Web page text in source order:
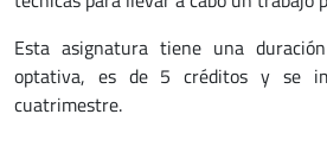
Esta asignatura tiene una
optativa, es de 5 créditos y se
cuatrimestre.